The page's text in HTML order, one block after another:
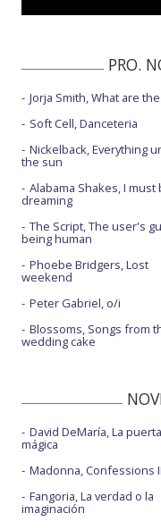
PRO.
Jorja Smith, What are
Soft Cell, Danceteria
Nickelback, Everything
the sun
Alabama Shakes, I must
dreaming
The Script, The user's
being human
Phoebe Bridgers, Lost
weekend
Peter Gabriel, o/i
Blossoms, Songs from
wedding cake
David DeMaría, La puerta
mágica
Madonna, Confessions II
Fangoria, La verdad o la
imaginación